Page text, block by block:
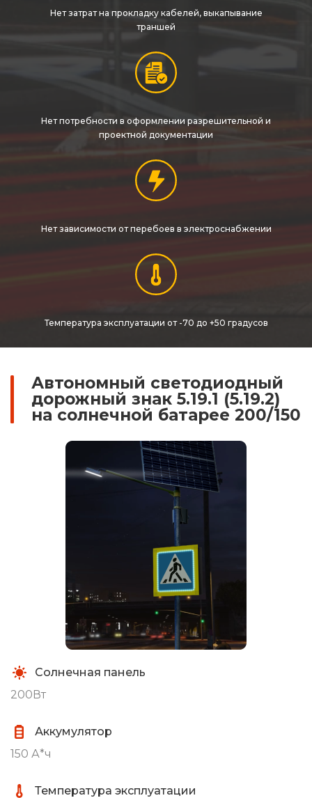
Нет затрат на прокладку кабелей, выкапывание
траншей
Нет потребности в оформлении разрешительной и
проектной документации
Нет зависимости от перебоев в электроснабжении
Температура эксплуатации от -70 до +50 градусов
Автономный светодиодный
дорожный знак 5.19.1 (5.19.2)
на солнечной батарее 200/150
Солнечная панель
200Вт
Аккумулятор
150 А*ч
Температура эксплуатации